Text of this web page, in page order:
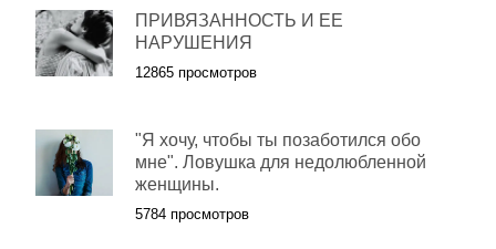
ПРИВЯЗАННОСТЬ И ЕЕ
НАРУШЕНИЯ
12865 просмотров
"Я хочу, чтобы ты позаботился обо
мне". Ловушка для недолюбленной
женщины.
5784 просмотров